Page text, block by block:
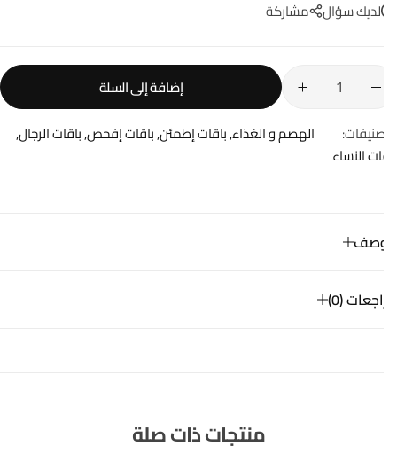
لديك سؤال مشاركة
إضافة إلى السلة
الهصم و الغذاء,باقات إطمئن,باقات إفحص,باقات الرجال,
النساء
(0)
منتجات ذات صلة